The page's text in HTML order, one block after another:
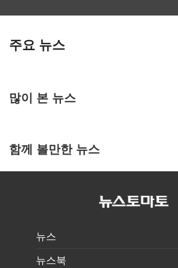
주요 뉴스
많이 본 뉴스
함께 볼만한 뉴스
뉴스
뉴스북